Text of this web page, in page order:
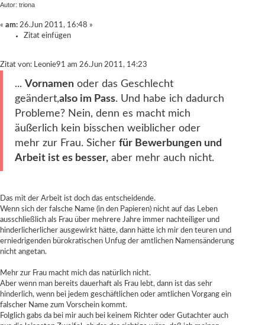
Autor: triona
« am: 26.Jun 2011, 16:48 »
Zitat einfügen
Zitat von: Leonie91 am 26.Jun 2011, 14:23
... Vornamen oder das Geschlecht
geändert,also im Pass. Und habe ich dadurch
Probleme? Nein, denn es macht mich
äußerlich kein bisschen weiblicher oder
mehr zur Frau. Sicher für Bewerbungen und
Arbeit ist es besser, aber mehr auch nicht.
Das mit der Arbeit ist doch das entscheidende.
Wenn sich der falsche Name (in den Papieren) nicht auf das Leben
ausschließlich als Frau über mehrere Jahre immer nachteiliger und
hinderlicherlicher ausgewirkt hätte, dann hätte ich mir den teuren und
erniedrigenden bürokratischen Unfug der amtlichen Namensänderung
nicht angetan.
Mehr zur Frau macht mich das natürlich nicht.
Aber wenn man bereits dauerhaft als Frau lebt, dann ist das sehr
hinderlich, wenn bei jedem geschäftlichen oder amtlichen Vorgang ein
falscher Name zum Vorschein kommt.
Folglich gabs da bei mir auch bei keinem Richter oder Gutachter auch